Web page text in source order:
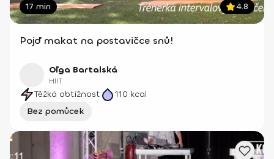
17 min 4.8
Pojď makat na postavičce snů!
Oľga Bartalská
HIIT
Těžká obtížnost 110 kcal
Bez pomůcek